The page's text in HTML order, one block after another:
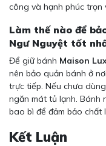
công và hạnh phúc trọn
Làm thế nào để
Ngư Nguyệt tốt
Để giữ bánh Maison
nên bảo quản bánh ở
trực tiếp. Nếu chưa
ngăn mát tủ lạnh. Bánh
bao bì để đảm bảo chất
Kết Luận